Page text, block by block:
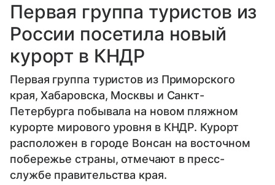
Первая группа туристов из
России посетила новый
курорт в КНДР
Первая группа туристов из Приморского
края, Хабаровска, Москвы и Санкт-
Петербурга побывала на новом пляжном
курорте мирового уровня в КНДР. Курорт
расположен в городе Вонсан на восточном
побережье страны, отмечают в пресс-
службе правительства края.